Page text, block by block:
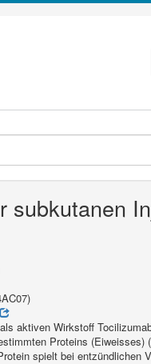
subkutanen
aktiven Wirkstoff
Proteins (Eiweisses)
spielt bei entzündlichen